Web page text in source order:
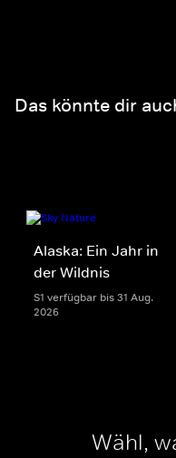
Das könnte dir
Alaska: Ein Jahr in
der Wildnis
S1 verfügbar bis 31 Aug.
2026
Wähl,